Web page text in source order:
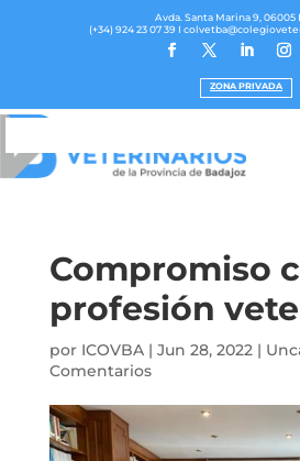
Avda. Santa Marina 9, 06005
(+34) 924 23 07 39 I
ZONA PRIVADA
Compromiso
profesión
por ICOVBA| Jun 28, 2022 |
Comentarios